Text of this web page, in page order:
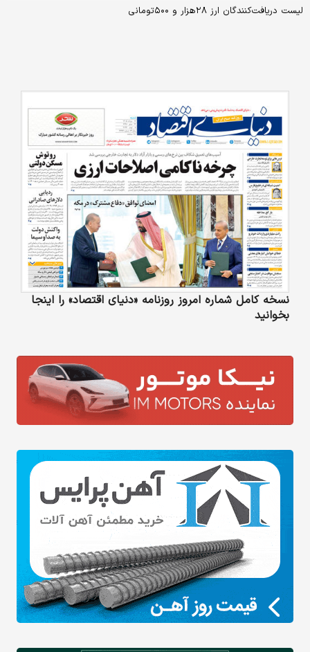
لیست دریافت‌کنندگان ارز ۲۸‌هزار و ۵۰۰‌تومانی
نسخه کامل شماره امروز روزنامه «دنیای‌ اقتصاد» را اینجا
بخوانید